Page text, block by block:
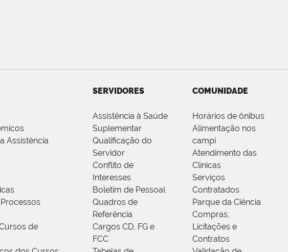
Assistência
de
SERVIDORES
Assistência à Saúde
Suplementar
Qualificação do
Servidor
Conflito de
Interesses
Boletim de Pessoal
Quadros de
Referência
Cargos CD, FG e
FCC
COMUNIDADE
Horários de ônibus
Alimentação nos
campi
Atendimento das
Clínicas
Serviços
Contratados
Parque da Ciência
Compras,
Licitações e
Contratos